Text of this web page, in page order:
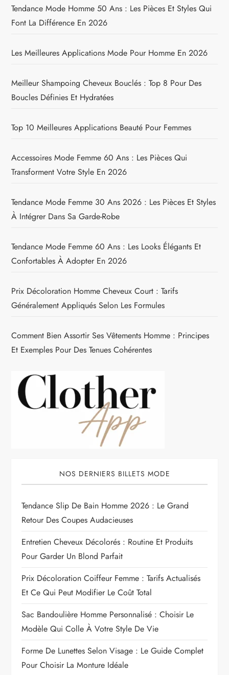
Tendance Mode Homme 50 Ans : Les Pièces Et Styles Qui
Font La Différence En 2026
Les Meilleures Applications Mode Pour Homme En 2026
Meilleur Shampoing Cheveux Bouclés : Top 8 Pour Des
Boucles Définies Et Hydratées
Top 10 Meilleures Applications Beauté Pour Femmes
Accessoires Mode Femme 60 Ans : Les Pièces Qui
Transforment Votre Style En 2026
Tendance Mode Femme 30 Ans 2026 : Les Pièces Et Styles
À Intégrer Dans Sa Garde-Robe
Tendance Mode Femme 60 Ans : Les Looks Élégants Et
Confortables À Adopter En 2026
Prix Décoloration Homme Cheveux Court : Tarifs
Généralement Appliqués Selon Les Formules
Comment Bien Assortir Ses Vêtements Homme : Principes
Et Exemples Pour Des Tenues Cohérentes
NOS DERNIERS BILLETS MODE
Tendance Slip De Bain Homme 2026 : Le Grand
Retour Des Coupes Audacieuses
Entretien Cheveux Décolorés : Routine Et Produits
Pour Garder Un Blond Parfait
Prix Décoloration Coiffeur Femme : Tarifs Actualisés
Et Ce Qui Peut Modifier Le Coût Total
Sac Bandoulière Homme Personnalisé : Choisir Le
Modèle Qui Colle À Votre Style De Vie
Forme De Lunettes Selon Visage : Le Guide Complet
Pour Choisir La Monture Idéale